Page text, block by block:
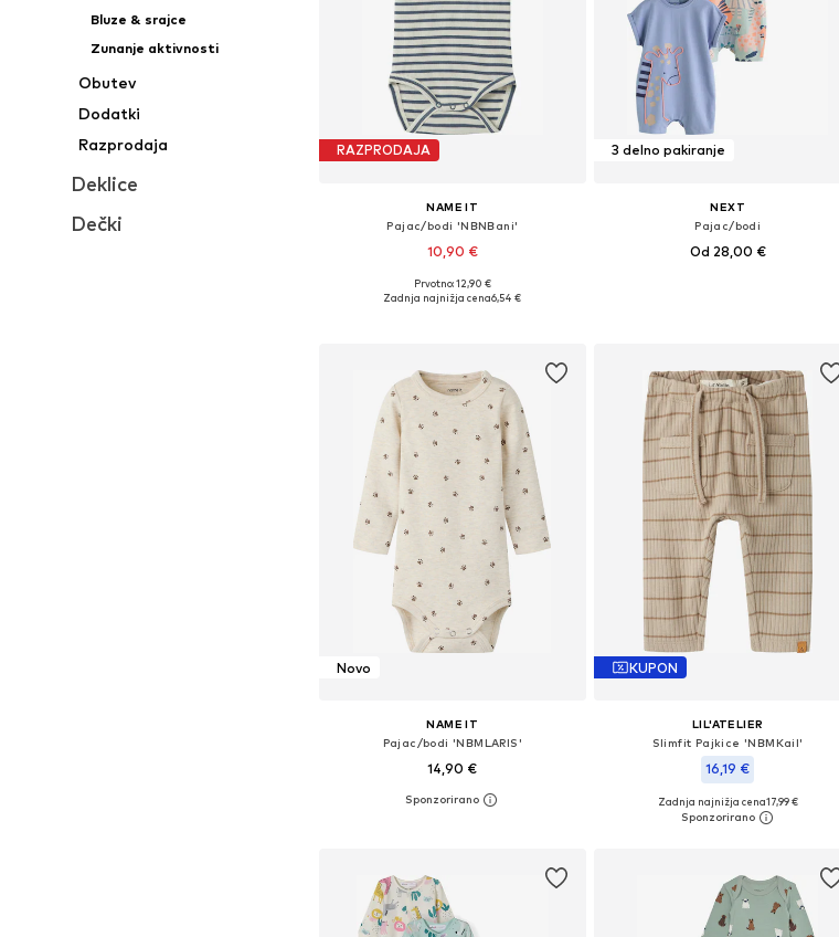
Bluze & srajce
Zunanje aktivnosti
Obutev
Dodatki
Razprodaja
Deklice
Dečki
RAZPRODAJA
NAME IT
Pajac/bodi 'NBNBani'
10,90 €
+ 2
Na voljo v različnih velikostih
Prvotno: 12,90 €
Zadnja najnižja cena6,54 €
3 delno pakiranje
NEXT
Pajac/bodi
Od 28,00 €
Novo
NAME IT
Pajac/bodi 'NBMLARIS'
14,90 €
Razpoložljive velikosti: 62, 68, 74, 80, 86
KUPON
LIL'ATELIER
Slimfit Pajkice 'NBMKail'
16,19 €
+1
Razpoložljive velikosti: 62, 68, 74, 80, 86
Zadnja najnižja cena17,99 €